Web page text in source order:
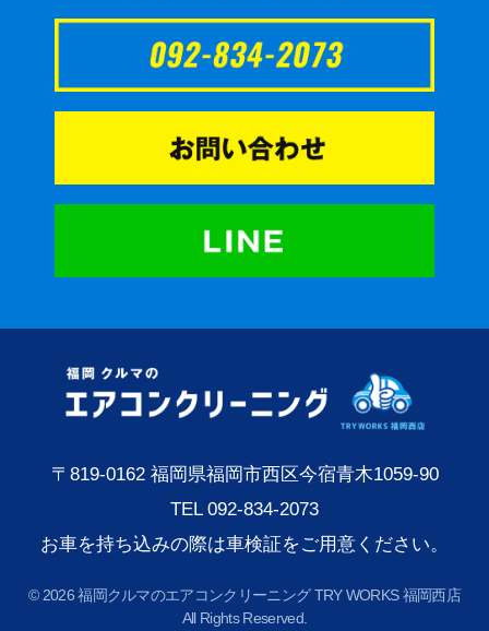
〒 819-0162 福岡県福岡市西区今宿青木1059-90
TEL 092-834-2073
お車を持ち込みの際は車検証をご用意ください。
© 2026 福岡クルマのエアコンクリーニング TRY WORKS 福岡西店
All Rights Reserved.